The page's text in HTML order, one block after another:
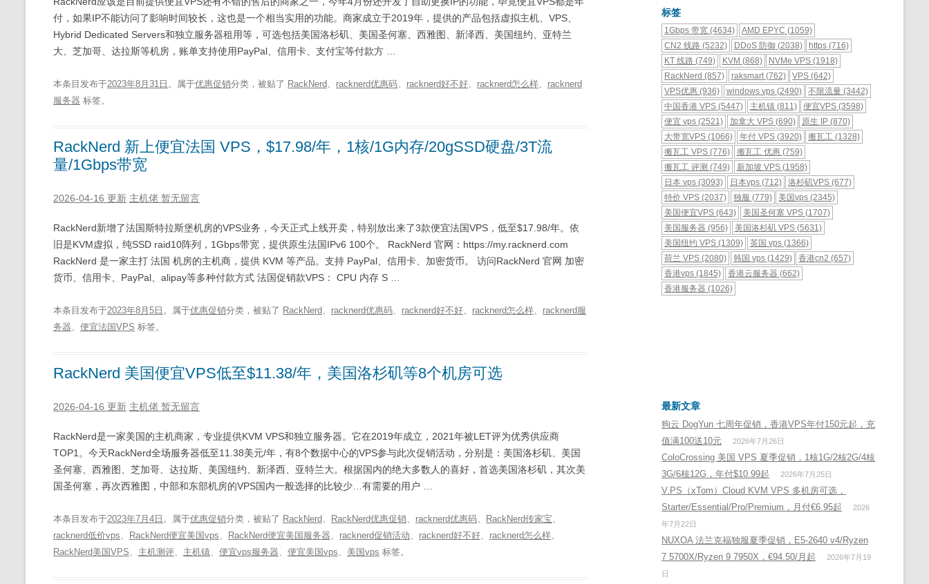
付，如果IP不能访问了影响时间较长，这也是一个相当实用的功能。商家成立于2019年，提供的产品包括虚拟主机、VPS、
Hybrid Dedicated Servers和独立服务器租用等，可选包括美国洛杉矶、美国圣何塞、西雅图、新泽西、美国纽约、亚特兰
大、芝加哥、达拉斯等机房，账单支持使用PayPal、信用卡、支付宝等付款方 …
本条目发布于2023年8月31日 。属于优惠促销分类，被贴了 RackNerd、 racknerd优惠码、 racknerd好不好、 racknerd怎么样、 racknerd
服务器 标签。
RackNerd 新上便宜法国 VPS，$17.98/年，1核/1G内存/20gSSD硬盘/3T流
量/1Gbps带宽
2026-04-16 更新 主机佬 暂无留言
RackNerd新增了法国斯特拉斯堡机房的VPS业务，今天正式上线开卖，特别放出来了3款便宜法国VPS，低至$17.98/年。依
旧是KVM虚拟，纯SSD raid10阵列，1Gbps带宽，提供原生法国IPv6 100个。 RackNerd 官网：https://my.racknerd.com
RackNerd 是一家主打 法国 机房的主机商，提供 KVM 等产品。支持 PayPal、信用卡、加密货币。 访问RackNerd 官网 加密
货币、信用卡、PayPal、alipay等多种付款方式 法国促销款VPS： CPU 内存 S …
本条目发布于2023年8月5日 。属于优惠促销分类，被贴了 RackNerd、 racknerd优惠码、 racknerd好不好、 racknerd怎么样、 racknerd服
务器、 便宜法国VPS 标签。
RackNerd 美国便宜VPS低至$11.38/年，美国洛杉矶等8个机房可选
2026-04-16 更新 主机佬 暂无留言
RackNerd是一家美国的主机商家，专业提供KVM VPS和独立服务器。它在2019年成立，2021年被LET评为优秀供应商
TOP1。今天RackNerd全场服务器低至11.38美元/年，有8个数据中心的VPS参与此次促销活动，分别是：美国洛杉矶、美国
圣何塞、西雅图、芝加哥、达拉斯、美国纽约、新泽西、亚特兰大。根据国内的绝大多数人的喜好，首选美国洛杉矶，其次美
国圣何塞，再次西雅图，中部和东部机房的VPS国内一般选择的比较少…有需要的用户 …
本条目发布于2023年7月4日 。属于优惠促销分类，被贴了 RackNerd、 RackNerd优惠促销、 racknerd优惠码、 RackNerd传家宝、
racknerd低价vps、 RackNerd便宜美国vps、 RackNerd便宜美国服务器、 racknerd促销活动、 racknerd好不好、 racknerd怎么样、
RackNerd美国VPS、 主机测评、 主机镇、 便宜vps服务器、 便宜美国vps、 美国vps 标签。
标签
1Gbps 带宽 (4634) AMD EPYC (1059)
CN2 线路 (5232) DDoS 防御(2038) https (716)
KT 线路 (749) KVM (868) NVMe VPS (1918)
RackNerd (857) raksmart(762) VPS (642)
VPS优惠 (936) windows vps(2490) 不限流量 (3442)
中国香港 VPS (5447) 主机镇(811) 便宜VPS (3598)
便宜 vps (2521) 加拿大 VPS(690) 原生 IP (870)
大带宽VPS (1066) 年付 VPS(3920) 搬瓦工 (1328)
搬瓦工 VPS (776) 搬瓦工 优惠(759)
搬瓦工 评测 (749) 新加坡 VPS(1958)
日本 vps (3093) 日本vps(712) 洛杉矶VPS (677)
特价 VPS (2037) 独服 (779) 美国vps (2345)
美国便宜VPS (643) 美国圣何塞 VPS(1707)
美国服务器 (956) 美国洛杉矶 VPS(5631)
美国纽约 VPS (1309) 英国 vps(1366)
荷兰 VPS (2080) 韩国 vps(1429) 香港cn2 (657)
香港vps (1845) 香港云服务器 (662)
香港服务器 (1026)
最新文章
狗云 DogYun 七周年促销，香港VPS年付150元起，充
值满100送10元
2026年7月26日
ColoCrossing 美国 VPS 夏季促销，1核1G/2核2G/4核
3G/6核12G，年付$10.99起
2026年7月25日
V.PS（xTom）Cloud KVM VPS 多机房可选，
Starter/Essential/Pro/Premium，月付€6.95起
2026
年7月22日
NUXOA 法兰克福独服夏季促销，E5-2640 v4/Ryzen
7 5700X/Ryzen 9 7950X，€94.50/月起
2026年7月19
日